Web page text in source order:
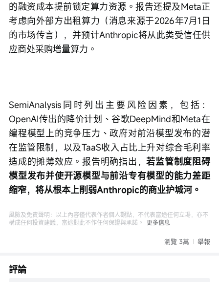
的融资成本提前锁定算力资源。报告还提及Meta正
考虑向外部方出租算力（消息来源于2026年7月1日
的市场传言），并预计Anthropic将从此类受信任供
应商处采购增量算力。
SemiAnalysis同时列出主要风险因素，包括：
OpenAI传出的降价计划、谷歌DeepMind和Meta在
编程模型上的竞争压力、政府对前沿模型发布的潜
在监管限制，以及TaaS收入占比上升对综合毛利率
造成的摊薄效应。报告明确指出，若监管制度阻碍
模型发布并使开源模型与前沿专有模型的能力差距
缩窄，将从根本上削弱Anthropic的商业护城河。
風險及免責聲明：以上內容僅代表作者個人觀點，不代表富途任何立場，亦不
構成任何投資建議，富途對此不作任何保證與承諾。
更多信息
瀏覽 3萬 舉報
評論